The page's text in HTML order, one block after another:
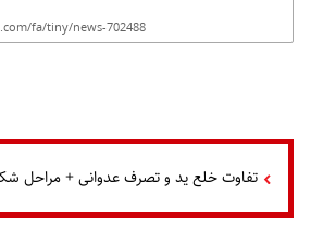
تفاوت خلع ید و تصرف عدوانی + مراحل